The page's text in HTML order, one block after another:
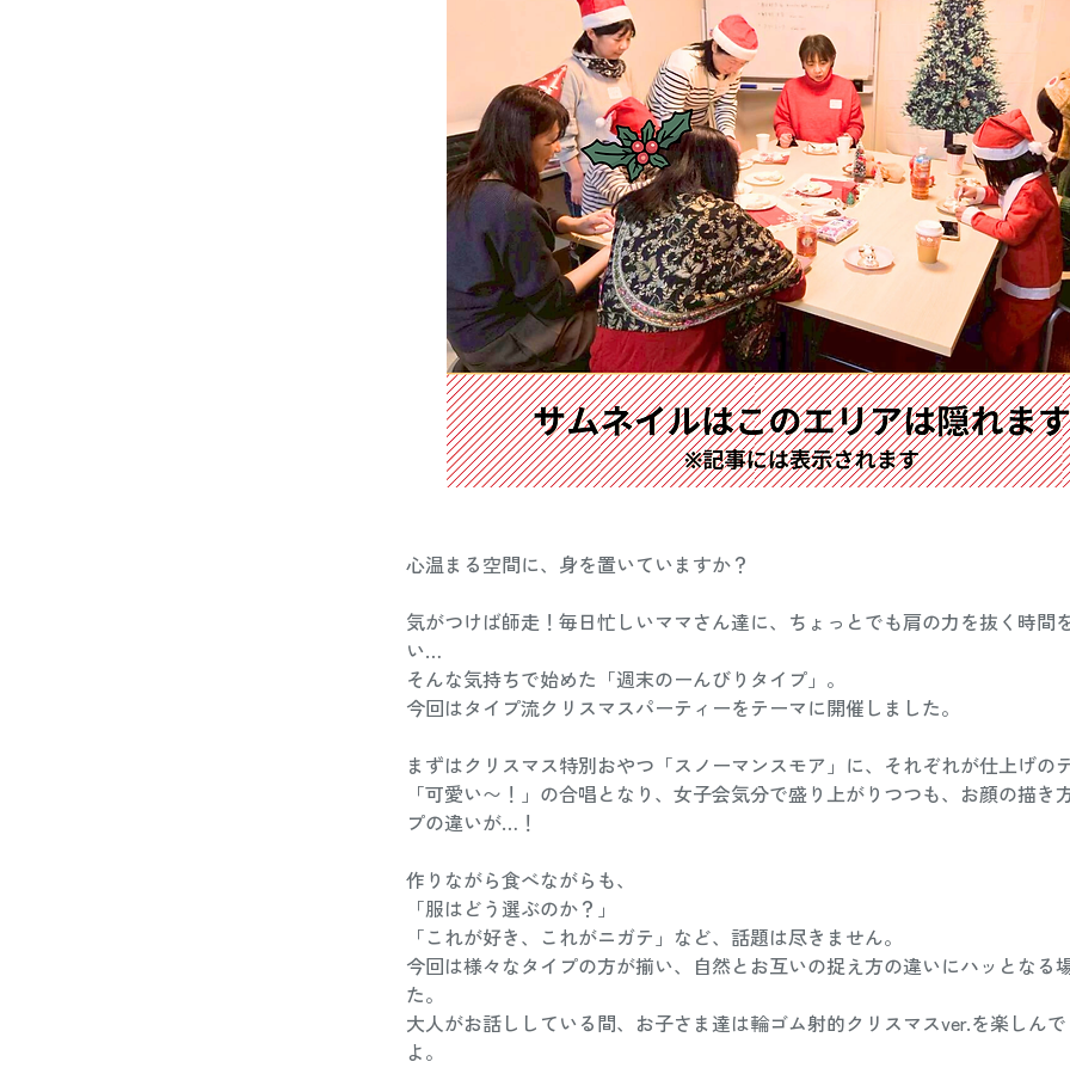
心温まる空間に、身を置いていますか？
気がつけば師走！毎日忙しいママさん達に、ちょっとでも肩の力を抜く時間
い…
そんな気持ちで始めた「週末のーんびりタイプ」。
今回はタイプ流クリスマスパーティーをテーマに開催しました。
まずはクリスマス特別おやつ「スノーマンスモア」に、それぞれが仕上げの
「可愛い〜！」の合唱となり、女子会気分で盛り上がりつつも、お顔の描き
プの違いが…！
作りながら食べながらも、
「服はどう選ぶのか？」
「これが好き、これがニガテ」など、話題は尽きません。
今回は様々なタイプの方が揃い、自然とお互いの捉え方の違いにハッとなる
た。
大人がお話ししている間、お子さま達は輪ゴム射的クリスマスver.を楽しん
よ。